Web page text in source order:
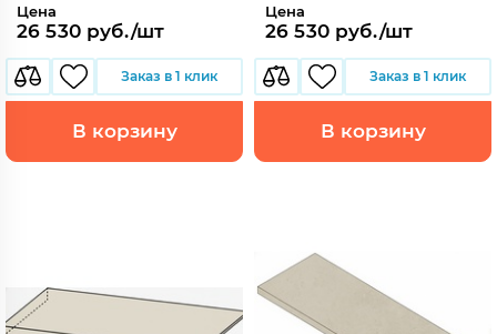
Цена
26 530 руб./шт
Заказ в 1 клик
В корзину
Цена
26 530 руб./шт
Заказ в 1 клик
В корзину